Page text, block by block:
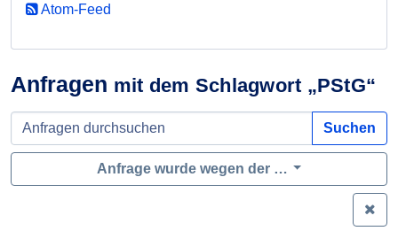
Anfragen mit dem Schlagwort „PStG“
Suchen
Anfrage wurde wegen der …
Atom-Feed